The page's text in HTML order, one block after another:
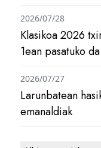
Klasikoa 2026
1ean pasatuko
2026/07/28
Larunbatean
emanaldiak
2026/07/27